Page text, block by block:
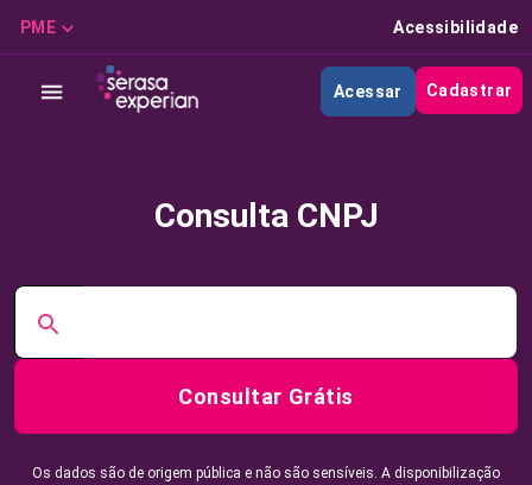
PME Acessibilidade
Acessar Cadastrar
Consulta CNPJ
Consultar Grátis
Os dados são de origem pública e não são sensíveis. A disponibilização